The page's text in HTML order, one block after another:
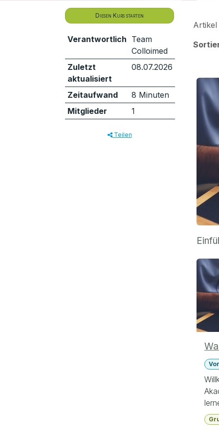
Diesen Kurs starten
Verantwortlich Team
Colloimed
Zuletzt
aktualisiert
08.07.2026
Zeitaufwand
8 Minuten
Mitglieder
1
Teilen
Artikel